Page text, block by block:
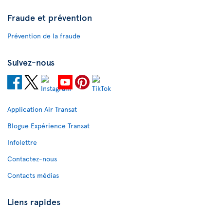
Fraude et prévention
Prévention de la fraude
Suivez-nous
Application Air Transat
Blogue Expérience Transat
Infolettre
Contactez-nous
Contacts médias
Liens rapides